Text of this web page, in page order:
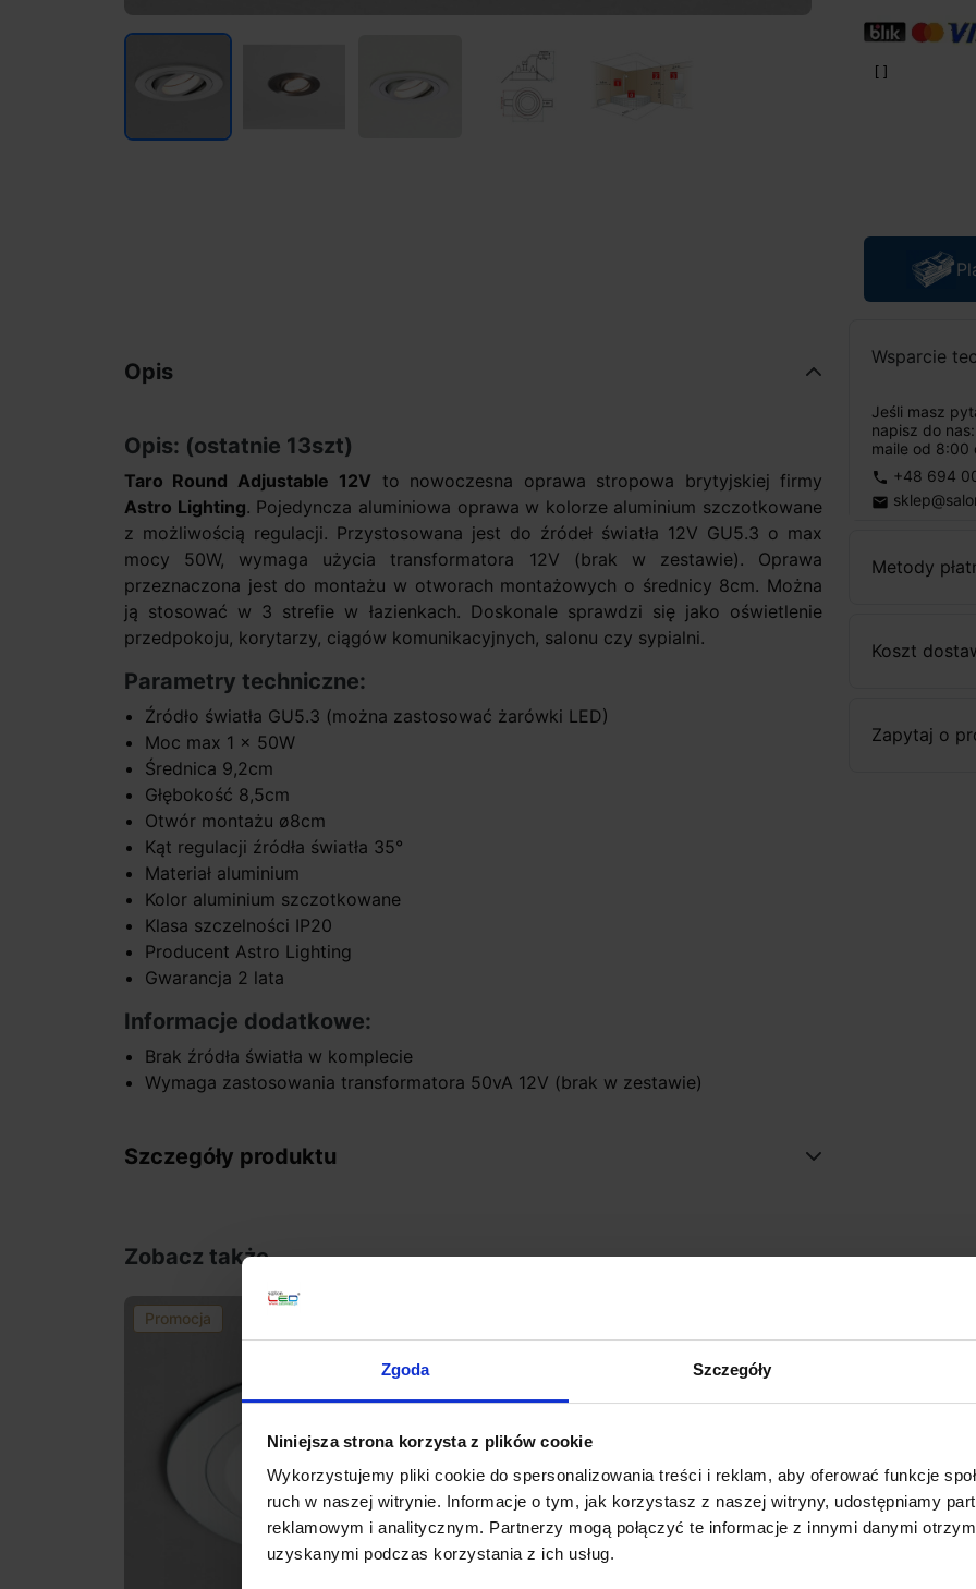
Zgoda Szczegóły
Niniejsza strona korzysta z plików cookie
Wykorzystujemy pliki cookie do spersonalizowania treści i reklam, aby oferować funkcje
ruch w naszej witrynie. Informacje o tym, jak korzystasz z naszej witryny, udostępniamy
reklamowym i analitycznym. Partnerzy mogą połączyć te informacje z innymi danymi
uzyskanymi podczas korzystania z ich usług.
Wsparcie
Jeśli masz
napisz do
maile od 8:00
phone +48 694
email
Metody
Koszt
Zapytaj o
Opis
Opis: (ostatnie 13szt)
Taro Round Adjustable 12V to nowoczesna oprawa stropowa brytyjskiej firmy
Astro Lighting. Pojedyncza aluminiowa oprawa w kolorze aluminium szczotkowane
z możliwością regulacji. Przystosowana jest do źródeł światła 12V GU5.3 o max
mocy 50W, wymaga użycia transformatora 12V (brak w zestawie). Oprawa
przeznaczona jest do montażu w otworach montażowych o średnicy 8cm. Można
ją stosować w 3 strefie w łazienkach. Doskonale sprawdzi się jako oświetlenie
przedpokoju, korytarzy, ciągów komunikacyjnych, salonu czy sypialni.
Parametry techniczne:
Źródło światła GU5.3 (można zastosować żarówki LED)
Moc max 1 x 50W
Średnica 9,2cm
Głębokość 8,5cm
Otwór montażu ø8cm
Kąt regulacji źródła światła 35°
Materiał aluminium
Kolor aluminium szczotkowane
Klasa szczelności IP20
Producent Astro Lighting
Gwarancja 2 lata
Informacje dodatkowe:
Brak źródła światła w komplecie
Wymaga zastosowania transformatora 50vA 12V (brak w zestawie)
Szczegóły produktu
Zobacz także
Promocja